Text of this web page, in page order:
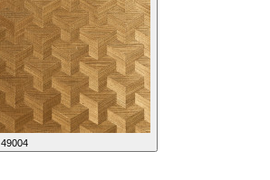
49004